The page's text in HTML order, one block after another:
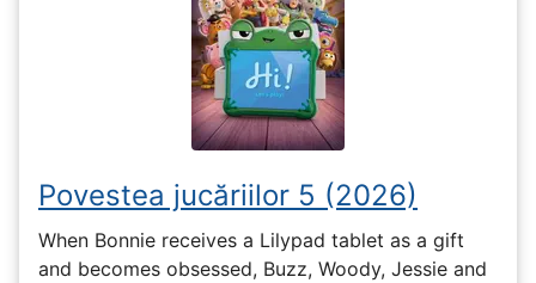
Povestea jucăriilor 5 (2026)
When Bonnie receives a Lilypad tablet as a gift
and becomes obsessed, Buzz, Woody, Jessie and